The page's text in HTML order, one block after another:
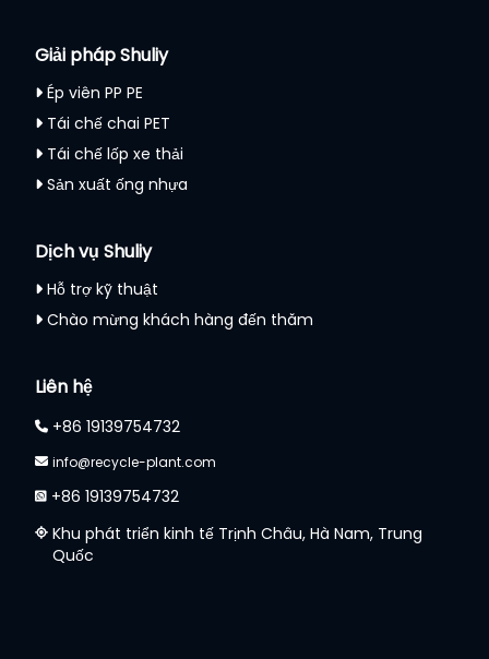
Giải pháp Shuliy
Ép viên PP PE
Tái chế chai PET
Tái chế lốp xe thải
Sản xuất ống nhựa
Dịch vụ Shuliy
Hỗ trợ kỹ thuật
Chào mừng khách hàng đến thăm
Liên hệ
+86 19139754732
info@recycle-plant.com
+86 19139754732
Khu phát triển kinh tế Trịnh Châu, Hà Nam, Trung
Quốc